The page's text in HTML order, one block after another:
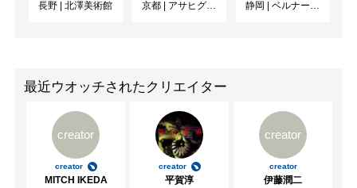
長野 | 北澤美術館 京都 | アサヒグループ大山崎山荘美術館 静岡 | ベルナール・ビュフェ美術館
最近ウオッチされたクリエイター
creator
creator
MITCH IKEDA
creator
平賀淳
creator
creator
伊藤潤二